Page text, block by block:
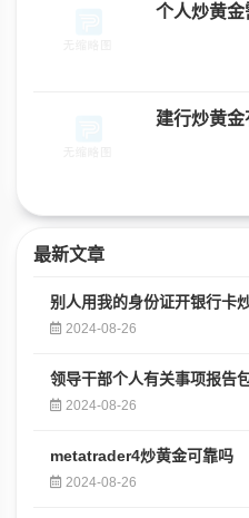
个人炒黄
建行炒黄
最新文章
别人用我的身份证开银行卡
2024-08-26
领导干部个人有关事项报告
2024-08-26
metatrader4炒黄金可靠吗
2024-08-26